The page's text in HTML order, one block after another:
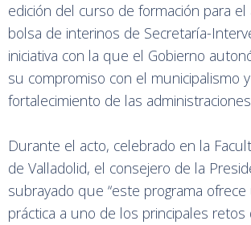
edición del curso de formación para el
bolsa de interinos de Secretaría-
iniciativa con la que el Gobierno
su compromiso con el municipalismo
fortalecimiento de las
Durante el acto, celebrado en la
de Valladolid, el consejero de la
subrayado que “este programa
práctica a uno de los principales retos